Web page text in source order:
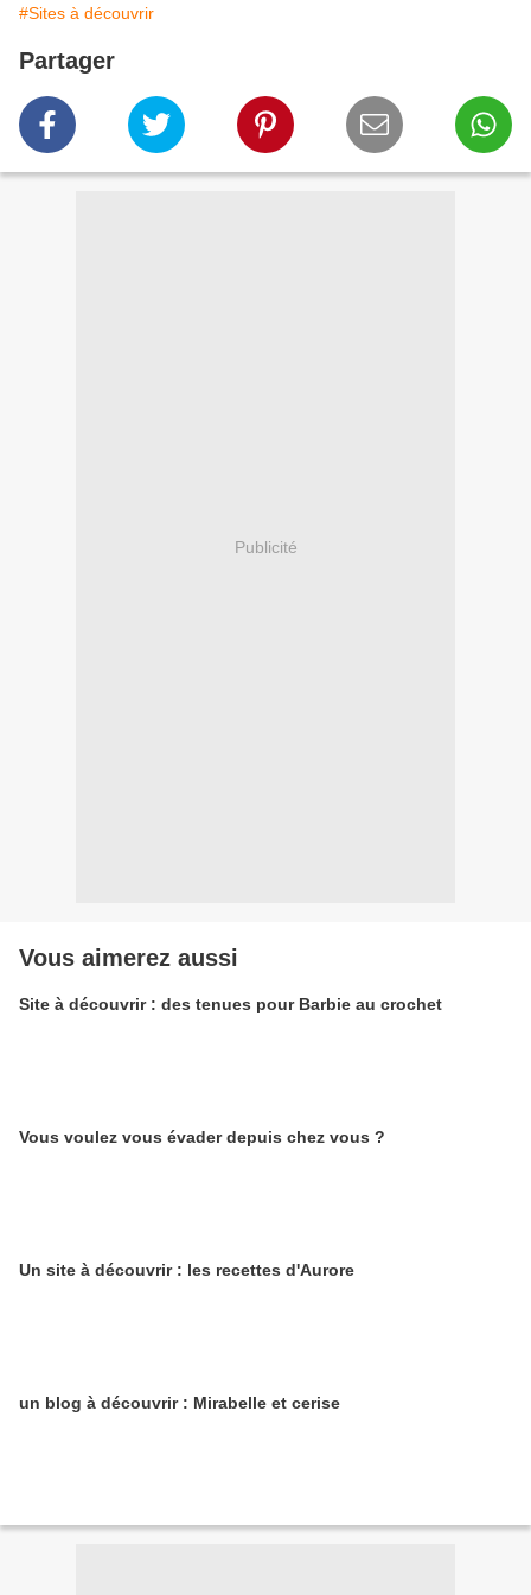
#Sites à découvrir
Partager
Publicité
Vous aimerez aussi
Site à découvrir : des tenues pour Barbie au crochet
Vous voulez vous évader depuis chez vous ?
Un site à découvrir : les recettes d'Aurore
un blog à découvrir : Mirabelle et cerise